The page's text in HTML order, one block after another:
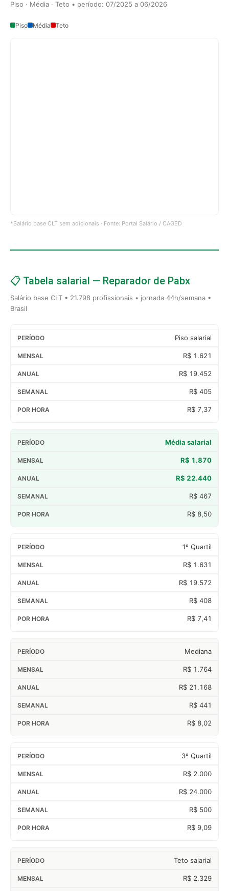
Piso · Média · Teto • período: 07/2025 a 06/2026
Piso Média Teto
*Salário base CLT sem adicionais · Fonte: Portal Salário / CAGED
📋 Tabela salarial — Reparador de Pabx
Salário base CLT • 21.798 profissionais • jornada 44h/semana •
Brasil
Piso salarial
R$ 1.621
R$ 19.452
R$ 405
R$ 7,37
Média salarial
R$ 1.870
R$ 22.440
R$ 467
R$ 8,50
1º Quartil
R$ 1.631
R$ 19.572
R$ 408
R$ 7,41
Mediana
R$ 1.764
R$ 21.168
R$ 441
R$ 8,02
3º Quartil
R$ 2.000
R$ 24.000
R$ 500
R$ 9,09
Teto salarial
R$ 2.329